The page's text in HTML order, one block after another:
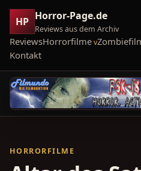
HP Horror-Page.de
Reviews aus dem Archiv
ReviewsHorrorfilme
Kontakt
HORRORFILME